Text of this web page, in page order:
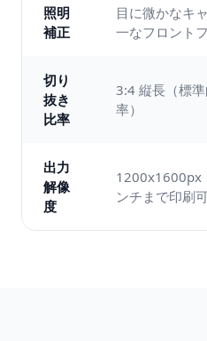
照明
補正
目に微かなキ
一なフロント
切り
抜き
比率
3:4 縦長（標
率）
出力
解像
度
1200x1600px
ンチまで印刷可